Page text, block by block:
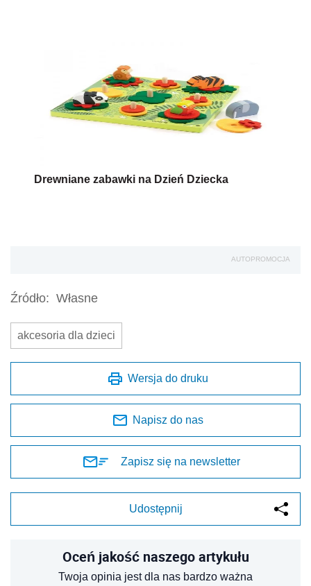
Drewniane zabawki na Dzień Dziecka
AUTOPROMOCJA
Źródło: Własne
akcesoria dla dzieci
Wersja do druku
Napisz do nas
Zapisz się na newsletter
Udostępnij
Oceń jakość naszego artykułu
Twoja opinia jest dla nas bardzo ważna